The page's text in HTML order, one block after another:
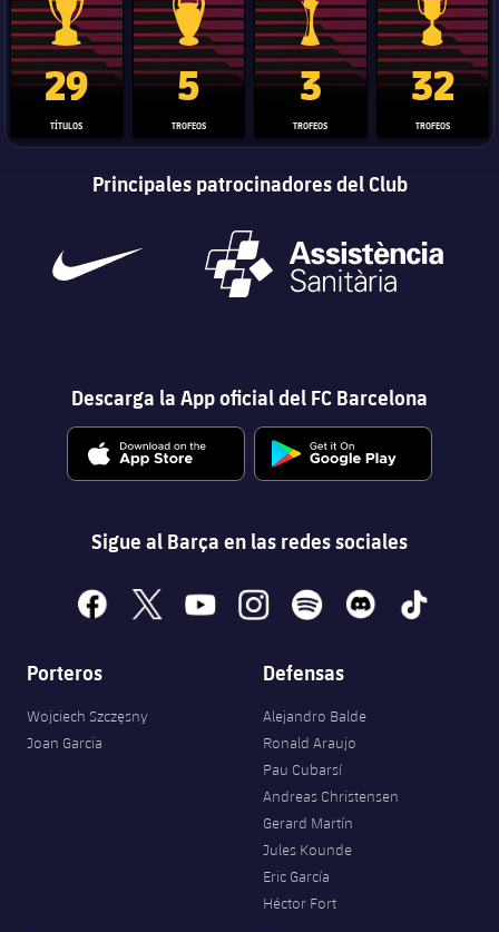
Trofeo de La Liga
29
TÍTULOS
Trofeo de la Liga de Campeones
5
TROFEOS
Trofeo del Mundial de
3
TROFEOS
Copa del
32
TROFEOS
Principales patrocinadores del Club
Descarga la App oficial del FC Barcelona
Sigue al Barça en las redes sociales
facebook
x youtubeinstagramspotify discord tiktok
Porteros
Wojciech Szczęsny
Joan Garcia
Defensas
Alejandro Balde
Ronald Araujo
Pau Cubarsí
Andreas Christensen
Gerard Martín
Jules Kounde
Eric García
Héctor Fort